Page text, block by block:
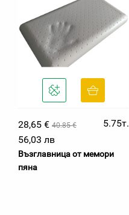
28,65 € 40.85 €
5.75т.
56,03 лв
Възглавница от мемори
пяна